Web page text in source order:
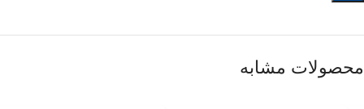
محصولات مشابه